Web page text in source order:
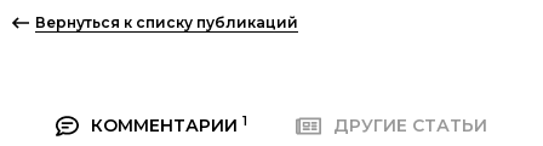
Вернуться к списку публикаций
КОММЕНТАРИИ 1 ДРУГИЕ СТАТЬИ